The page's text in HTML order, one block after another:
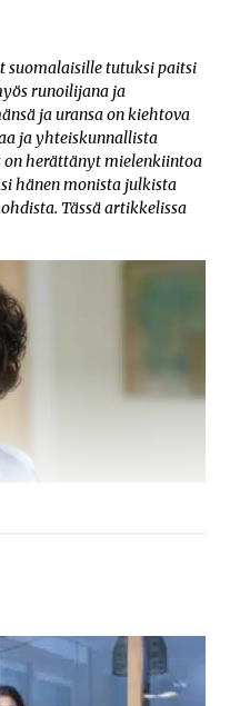
suomalaisille tutuksi paitsi
runoilijana ja
ja uransa on kiehtova
ja yhteiskunnallista
herättänyt mielenkiintoa
hänen monista julkista
Tässä artikkelissa